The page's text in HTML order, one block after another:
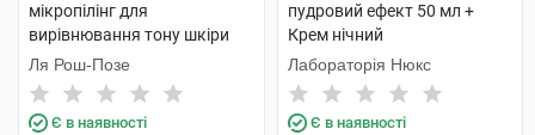
мікропілінг для
вирівнювання тону шкіри
обличчя 200 мл + Сироватка
концентрат 30 мл +
подарунок 1 набір
Ля Рош-Позе
Є в наявності
пудровий ефект 50 мл +
Крем нічний
концентрований 15 мл +
Крем для контуру очей 15 мл
1 набір
Лабораторія Нюкс
Є в наявності